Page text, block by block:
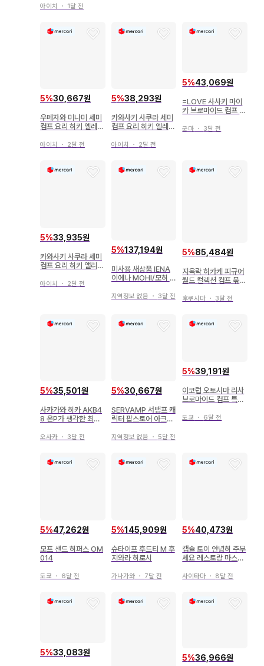
아이치 ・ 1달 전
5%30,667원
우메자와 미나미 세미
컴프 요리 히키 엘레강
이드
아이치 ・ 2달 전
5%38,293원
카와사키 사쿠라 세미
컴프 요리 히키 엘레강
이드
아이치 ・ 2달 전
5%43,069원
=LOVE 사사키 마이
카 브로마이드 컴프 특
군마 ・ 3달 전
5%33,935원
카와사키 사쿠라 세미
컴프 요리 히키 앨리스
마이드
아이치 ・ 2달 전
5%137,194원
미사용 새상품 IENA
이에나 MOHI/모히 퍼
지역정보 없음 ・ 3달 전
5%85,484원
지옥락 히카케 피규어
월드 컬렉션 컴프 묶음
후쿠시마 ・ 3달 전
5%35,501원
사카가와 히카 AKB4
8 온P가 생각한 최강
종 컴프
오사카 ・ 3달 전
5%30,667원
SERVAMP 서뱀프 캐
릭터 팝스토어 아크릴
지역정보 없음 ・ 5달 전
5%39,191원
이코럽 오토시마 리사
브로마이드 컴프 특별
도쿄 ・ 6달 전
5%47,262원
모프 샌드 히퍼스 OM
014
도쿄 ・ 6달 전
5%145,909원
슈타이프 후드티 M 후
지와라 히로시
가나가와・ 7달 전
5%40,473원
캡슐 토이 안녕히 주무
세요 레스토랑 마스코
사이타마 ・ 8달 전
5%33,083원
5%36,966원